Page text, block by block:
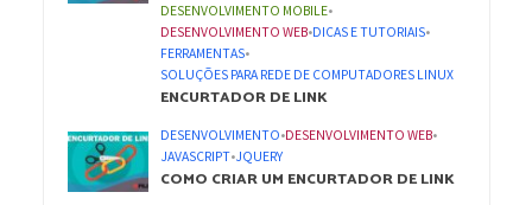
DESENVOLVIMENTO MOBILE•
DESENVOLVIMENTO WEB•DICAS E TUTORIAIS•
FERRAMENTAS•
SOLUÇÕES PARA REDE DE COMPUTADORES LINUX
ENCURTADOR DE LINK
DESENVOLVIMENTO•DESENVOLVIMENTO WEB•
JAVASCRIPT•JQUERY
COMO CRIAR UM ENCURTADOR DE LINK